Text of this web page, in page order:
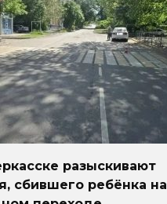
разыскивают
сбившего ребёнка на